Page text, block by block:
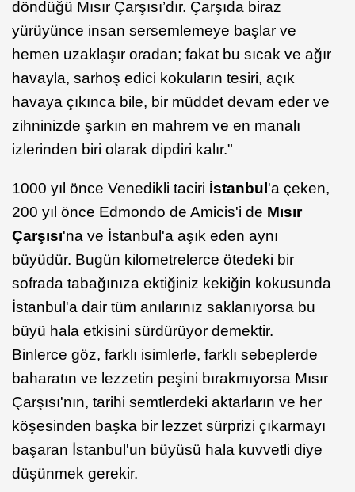
döndüğü Mısır Çarşısı’dır. Çarşıda biraz
yürüyünce insan sersemlemeye başlar ve
hemen uzaklaşır oradan; fakat bu sıcak ve ağır
havayla, sarhoş edici kokuların tesiri, açık
havaya çıkınca bile, bir müddet devam eder ve
zihninizde şarkın en mahrem ve en manalı
izlerinden biri olarak dipdiri kalır."
1000 yıl önce Venedikli taciri İstanbul 'a çeken,
200 yıl önce Edmondo de Amicis'i de Mısır
Çarşısı'na ve İstanbul'a aşık eden aynı
büyüdür. Bugün kilometrelerce ötedeki bir
sofrada tabağınıza ektiğiniz kekiğin kokusunda
İstanbul'a dair tüm anılarınız saklanıyorsa bu
büyü hala etkisini sürdürüyor demektir.
Binlerce göz, farklı isimlerle, farklı sebeplerde
baharatın ve lezzetin peşini bırakmıyorsa Mısır
Çarşısı'nın, tarihi semtlerdeki aktarların ve her
köşesinden başka bir lezzet sürprizi çıkarmayı
başaran İstanbul'un büyüsü hala kuvvetli diye
düşünmek gerekir.